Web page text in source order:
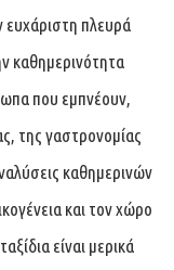
ευχάριστη πλευρά
καθημερινότητα
που εμπνέουν,
της γαστρονομίας
καθημερινών
και τον χώρο
είναι μερικά